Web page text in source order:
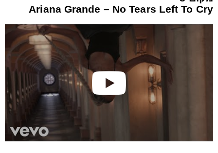
Ariana Grande – No Tears Left To Cry